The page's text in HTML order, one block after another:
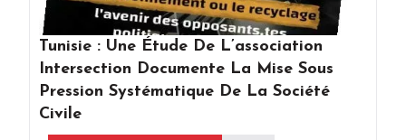
Tunisie : Une Étude De L’association
Intersection Documente La Mise Sous
Pression Systématique De La Société
Civile